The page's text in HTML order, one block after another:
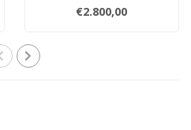
inbouwbehuizing voor de
€2.800,00